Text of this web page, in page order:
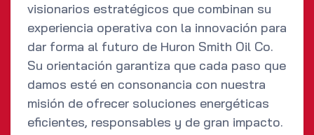
visionarios estratégicos que combinan su
experiencia operativa con la innovación para
dar forma al futuro de Huron Smith Oil Co.
Su orientación garantiza que cada paso que
damos esté en consonancia con nuestra
misión de ofrecer soluciones energéticas
eficientes, responsables y de gran impacto.